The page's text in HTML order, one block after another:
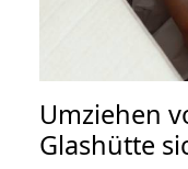
Umziehen
Glashütte